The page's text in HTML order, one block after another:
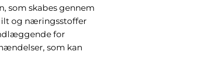
som skabes gennem
ilt og næringsstoffer
for
som kan